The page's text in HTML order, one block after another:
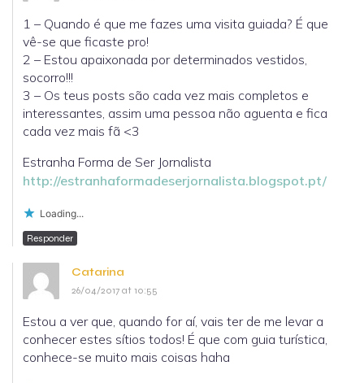
1 – Quando é que me fazes uma visita guiada? É que
vê-se que ficaste pro!
2 – Estou apaixonada por determinados vestidos,
socorro!!!
3 – Os teus posts são cada vez mais completos e
interessantes, assim uma pessoa não aguenta e fica
cada vez mais fã <3
Estranha Forma de Ser Jornalista
http://estranhaformadeserjornalista.blogspot.pt/
Loading...
Responder
Catarina
26/04/2017 at 10:55
Estou a ver que, quando for aí, vais ter de me levar a
conhecer estes sítios todos! É que com guia turística,
conhece-se muito mais coisas haha